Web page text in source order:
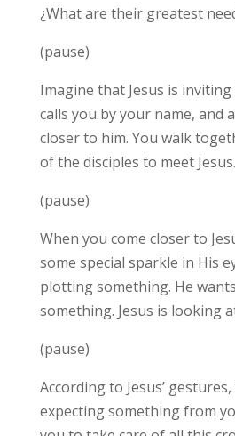
¿What are their greatest
(pause)
Imagine that Jesus is inviting
calls you by your name, and
closer to him. You walk
of the disciples to meet Jesus.
(pause)
When you come closer to
some special sparkle in His
plotting something. He
something. Jesus is looking
(pause)
According to Jesus’
expecting something from